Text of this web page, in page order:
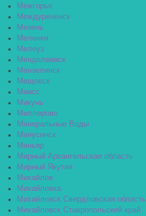
Межгорье
Междуреченск
Мезень
Меленки
Мелеуз
Менделеевск
Мензелинск
Мещовск
Миасс
Микунь
Миллерово
Минеральные Воды
Минусинск
Миньяр
Мирный Архангельская область
Мирный Якутия
Михайлов
Михайловка
Михайловск Свердловская область
Михайловск Ставропольский край